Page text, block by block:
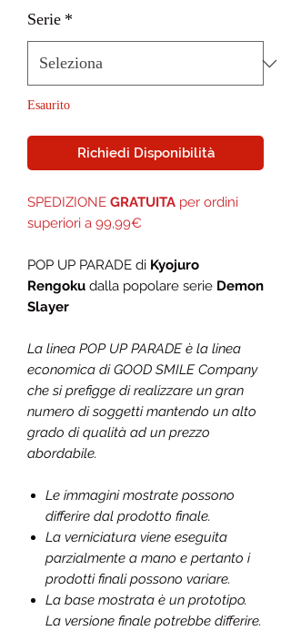
Serie *
Esaurito
Richiedi Disponibilità
SPEDIZIONE GRATUITA per ordini
superiori a 99,99€
POP UP PARADE di Kyojuro
Rengoku dalla popolare serie Demon
Slayer
La linea POP UP PARADE è la linea
economica di GOOD SMILE Company
che si prefigge di realizzare un gran
numero di soggetti mantendo un alto
grado di qualità ad un prezzo
abordabile.
Le immagini mostrate possono
differire dal prodotto finale.
La verniciatura viene eseguita
parzialmente a mano e pertanto i
prodotti finali possono variare.
La base mostrata è un prototipo.
La versione finale potrebbe differire.